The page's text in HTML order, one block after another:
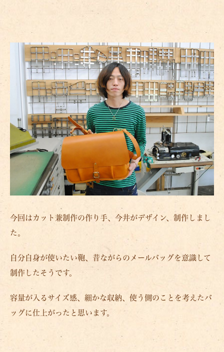
今回はカット兼制作の作り手、今井がデザイン、制作しまし
た。
自分自身が使いたい鞄、昔ながらのメールバッグを意識して
制作したそうです。
容量が入るサイズ感、細かな収納、使う側のことを考えたバ
ッグに仕上がったと思います。